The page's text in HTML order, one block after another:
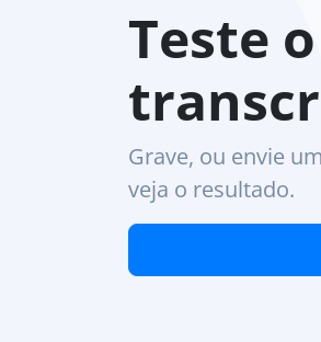
Teste
Grave, ou envie
veja o resultado.